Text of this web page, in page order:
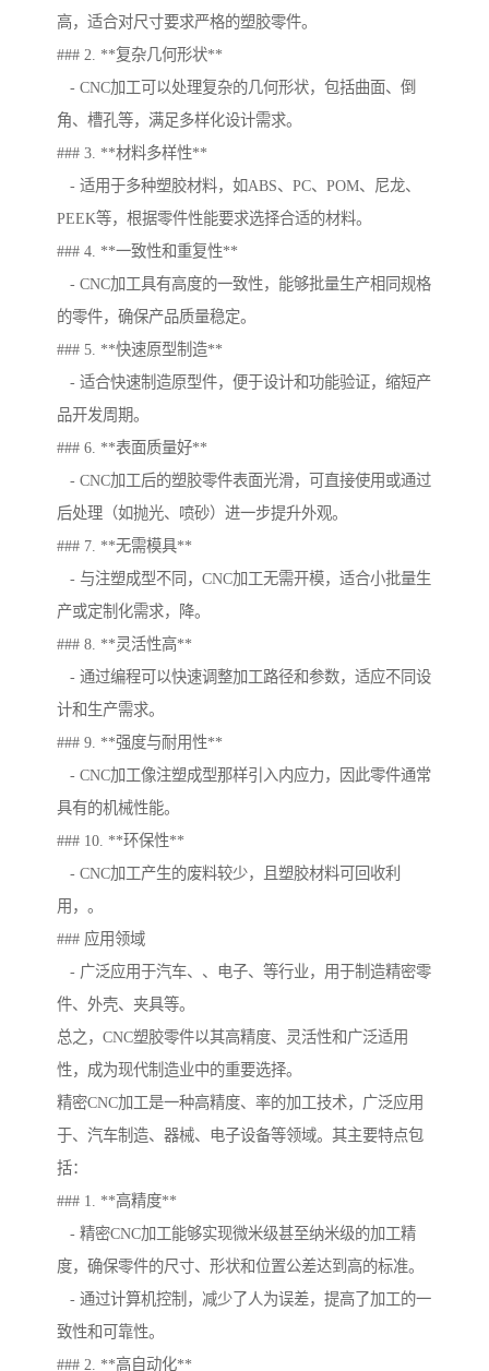
高，适合对尺寸要求严格的塑胶零件。
### 2. **复杂几何形状**
- CNC加工可以处理复杂的几何形状，包括曲面、倒
角、槽孔等，满足多样化设计需求。
### 3. **材料多样性**
- 适用于多种塑胶材料，如ABS、PC、POM、尼龙、
PEEK等，根据零件性能要求选择合适的材料。
### 4. **一致性和重复性**
- CNC加工具有高度的一致性，能够批量生产相同规格
的零件，确保产品质量稳定。
### 5. **快速原型制造**
- 适合快速制造原型件，便于设计和功能验证，缩短产
品开发周期。
### 6. **表面质量好**
- CNC加工后的塑胶零件表面光滑，可直接使用或通过
后处理（如抛光、喷砂）进一步提升外观。
### 7. **无需模具**
- 与注塑成型不同，CNC加工无需开模，适合小批量生
产或定制化需求，降。
### 8. **灵活性高**
- 通过编程可以快速调整加工路径和参数，适应不同设
计和生产需求。
### 9. **强度与耐用性**
- CNC加工像注塑成型那样引入内应力，因此零件通常
具有的机械性能。
### 10. **环保性**
- CNC加工产生的废料较少，且塑胶材料可回收利
用，。
### 应用领域
- 广泛应用于汽车、、电子、等行业，用于制造精密零
件、外壳、夹具等。
总之，CNC塑胶零件以其高精度、灵活性和广泛适用
性，成为现代制造业中的重要选择。
精密CNC加工是一种高精度、率的加工技术，广泛应用
于、汽车制造、器械、电子设备等领域。其主要特点包
括：
### 1. **高精度**
- 精密CNC加工能够实现微米级甚至纳米级的加工精
度，确保零件的尺寸、形状和位置公差达到高的标准。
- 通过计算机控制，减少了人为误差，提高了加工的一
致性和可靠性。
### 2. **高自动化**